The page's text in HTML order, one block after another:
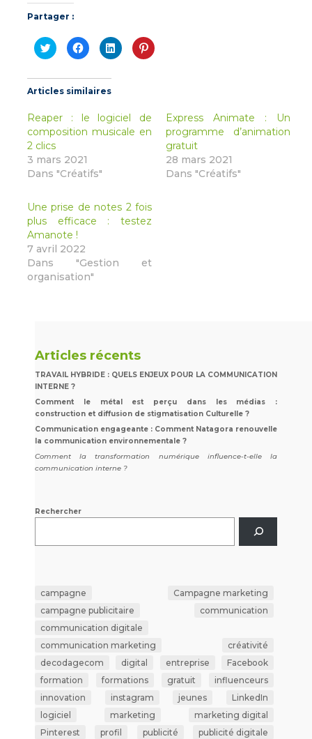
Partager :
Cliquez
pour
partager
Twitter(ouvre
dans
une
fenêtre)
Cliquez
pour
partager
Facebook(ouvre
dans
une
fenêtre)
Cliquez
pour
partager
fenêtre)
Cliquez
pour
fenêtre)
Articles similaires
Reaper : le logiciel de
composition musicale en
2 clics
3 mars 2021
Dans "Créatifs"
Express Animate : Un
programme d’animation
gratuit
28 mars 2021
Dans "Créatifs"
Une prise de notes 2 fois
plus efficace : testez
Amanote !
7 avril 2022
Dans "Gestion et
organisation"
Articles récents
TRAVAIL HYBRIDE : QUELS ENJEUX POUR LA COMMUNICATION
INTERNE ?
Comment le métal est perçu dans les médias :
construction et diffusion de stigmatisation Culturelle ?
Communication engageante : Comment Natagora renouvelle
la communication environnementale ?
Comment la transformation numérique influence-t-elle la
communication interne ?
Rechercher
campagne
Campagne marketing
campagne publicitaire
communication
communication digitale
communication marketing
créativité
decodagecom
digital entreprise
Facebook
formation
formations gratuit
influenceurs
innovation
instagram jeunes
LinkedIn
logiciel
marketing
marketing digital
Pinterest
profil publicité
publicité digitale